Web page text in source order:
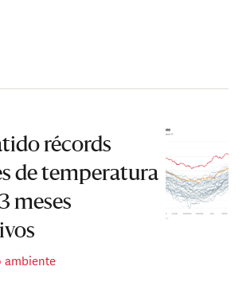
récords
de temperatura
meses
ambiente